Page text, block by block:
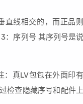
直线相交的，而正品则
：序列号 其序列号是说
：真LV包包在外面印有
检查隐藏序号和配件上